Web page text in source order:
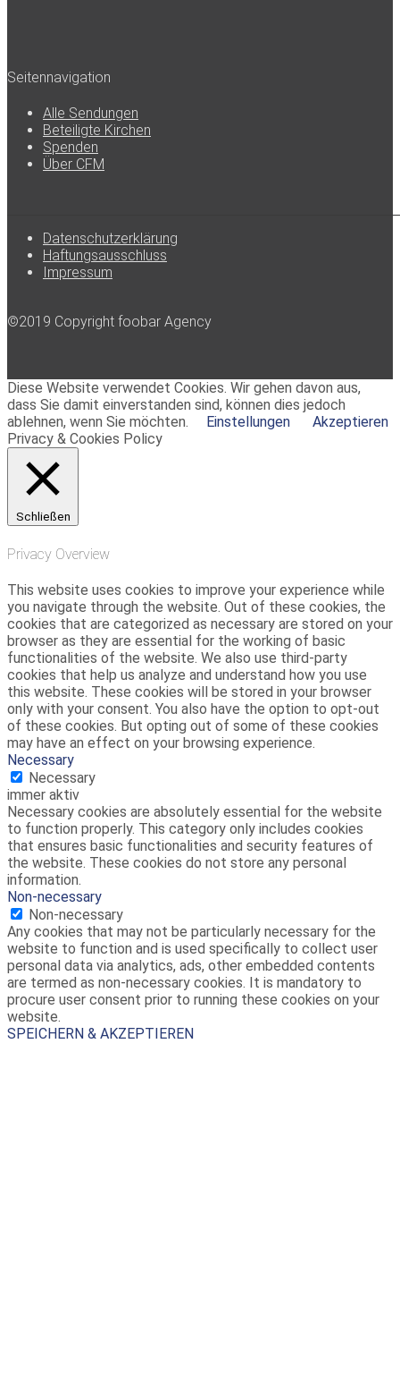
Seitennavigation
Alle Sendungen
Beteiligte Kirchen
Spenden
Über CFM
Datenschutzerklärung
Haftungsausschluss
Impressum
©2019 Copyright foobar Agency
Diese Website verwendet Cookies. Wir gehen davon aus,
dass Sie damit einverstanden sind, können dies jedoch
ablehnen, wenn Sie möchten.
Einstellungen
Akzeptieren
Privacy & Cookies Policy
Schließen
Privacy Overview
This website uses cookies to improve your experience while
you navigate through the website. Out of these cookies, the
cookies that are categorized as necessary are stored on your
browser as they are essential for the working of basic
functionalities of the website. We also use third-party
cookies that help us analyze and understand how you use
this website. These cookies will be stored in your browser
only with your consent. You also have the option to opt-out
of these cookies. But opting out of some of these cookies
may have an effect on your browsing experience.
Necessary
Necessary
immer aktiv
Necessary cookies are absolutely essential for the website
to function properly. This category only includes cookies
that ensures basic functionalities and security features of
the website. These cookies do not store any personal
information.
Non-necessary
Non-necessary
Any cookies that may not be particularly necessary for the
website to function and is used specifically to collect user
personal data via analytics, ads, other embedded contents
are termed as non-necessary cookies. It is mandatory to
procure user consent prior to running these cookies on your
website.
SPEICHERN & AKZEPTIEREN